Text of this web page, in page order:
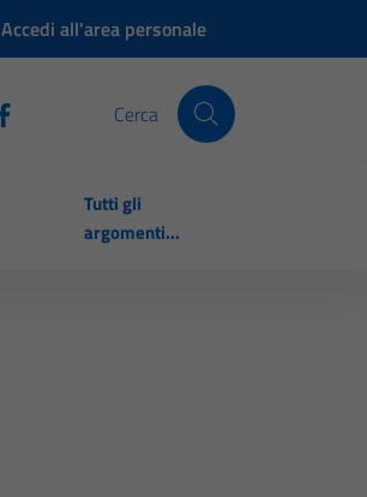
Accedi all'area personale
Cerca
Tutti gli
argomenti...